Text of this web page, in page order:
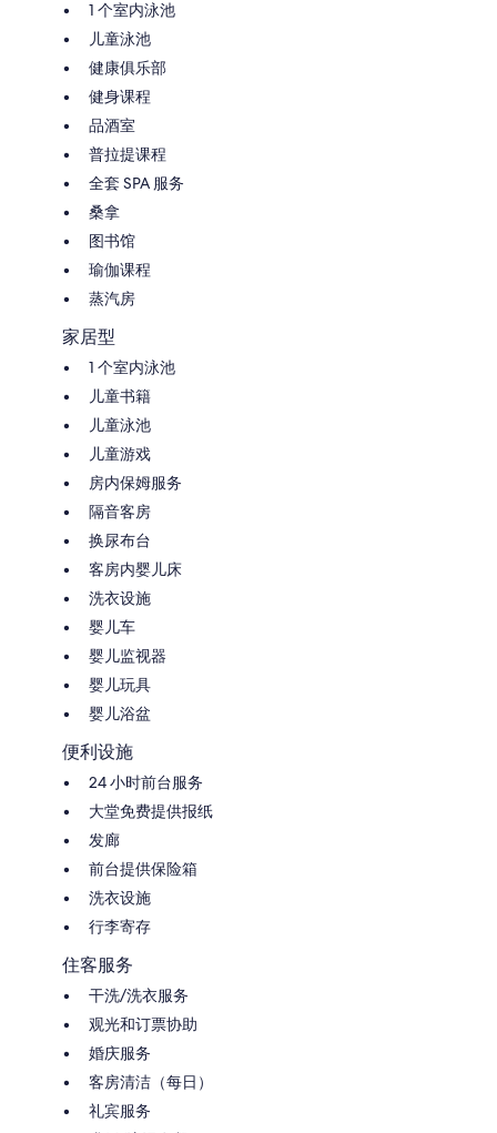
1 个室内泳池
儿童泳池
健康俱乐部
健身课程
品酒室
普拉提课程
全套 SPA 服务
桑拿
图书馆
瑜伽课程
蒸汽房
家居型
1 个室内泳池
儿童书籍
儿童泳池
儿童游戏
房内保姆服务
隔音客房
换尿布台
客房内婴儿床
洗衣设施
婴儿车
婴儿监视器
婴儿玩具
婴儿浴盆
便利设施
24 小时前台服务
大堂免费提供报纸
发廊
前台提供保险箱
洗衣设施
行李寄存
住客服务
干洗/洗衣服务
观光和订票协助
婚庆服务
客房清洁（每日）
礼宾服务